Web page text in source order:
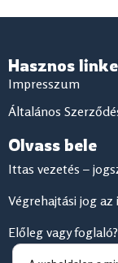
Hasznos
Impresszum
Általános
Olvass bele
Ittas vezetés –
Végrehajtási jog
Előleg vagy foglaló?